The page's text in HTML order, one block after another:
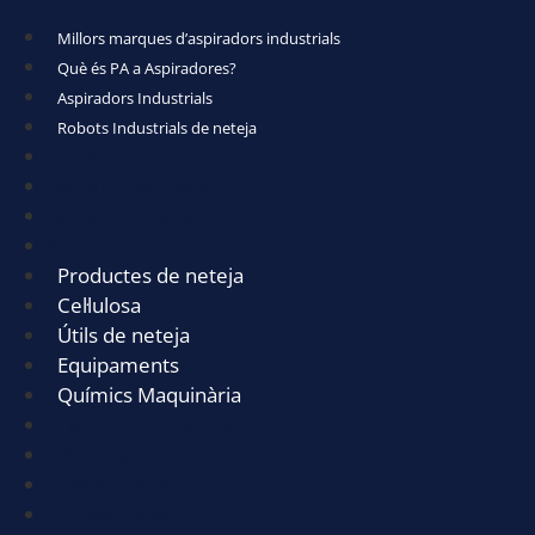
Millors marques d’aspiradors industrials
Què és PA a Aspiradores?
Aspiradors Industrials
Robots Industrials de neteja
Productes de neteja
Cel·lulosa
Útils de neteja
Equipaments
Químics Maquinària